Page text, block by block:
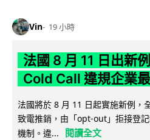
Vin 19 小時
法國 8 月 11 日出新
Cold Call 違規企業
法國將於 8 月 11 日起實施新例，
致電推銷，由「opt-out」拒接登
機制。違...
閱讀全文